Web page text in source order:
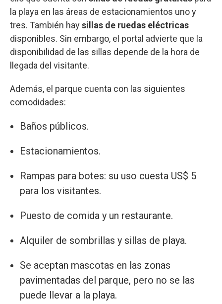
la playa en las áreas de estacionamientos uno y
tres. También haysillas de ruedas eléctricas
disponibles. Sin embargo, el portal advierte que la
disponibilidad de las sillas depende de la hora de
llegada del visitante.
Además, el parque cuenta con las siguientes
comodidades:
Baños públicos.
Estacionamientos.
Rampas para botes: su uso cuesta US$ 5
para los visitantes.
Puesto de comida y un restaurante.
Alquiler de sombrillas y sillas de playa.
Se aceptan mascotas en las zonas
pavimentadas del parque, pero no se las
puede llevar a la playa.